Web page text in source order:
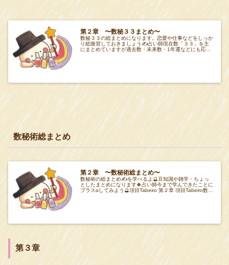
第２章 〜数秘３３まとめ〜
数秘３３の総まとめになります。恋愛や仕事などをしっか
り総復習しておきましょう✍️占い師現在数「３３」を主
にまとめていますが過去数・未来数・1年運などにも応用
数秘術総まとめ
第２章 〜数秘術総まとめ〜
数秘術の総まとめ✍️を学べるよ🔮豆知識や雑学・ちょっ
としたまとめになります🍀占い師今まで学んできたことに
プラスαしてみよう🔮項目Tabeiro 第２章 項目Tabeiro数字
第３章